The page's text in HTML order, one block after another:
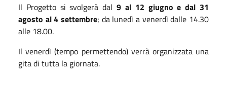
Il Progetto si svolgerà dal9 al 12 giugno e dal 31
agosto al 4 settembre; da lunedì a venerdì dalle 14.30
alle 18.00.
Il venerdì (tempo permettendo) verrà organizzata una
gita di tutta la giornata.